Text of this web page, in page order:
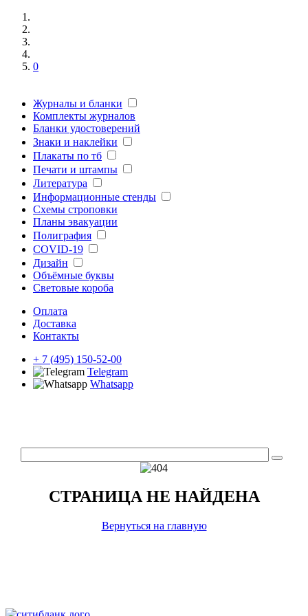
0
Журналы и бланки
Комплекты журналов
Бланки удостоверений
Знаки и наклейки
Плакаты по тб
Печати и штампы
Литература
Информационные стенды
Схемы строповки
Планы эвакуации
Полиграфия
COVID-19
Дизайн
Объёмные буквы
Световые короба
Оплата
Доставка
Контакты
+ 7 (495) 150-52-00
Telegram
Whatsapp
СТРАНИЦА НЕ НАЙДЕНА
Вернуться на главную